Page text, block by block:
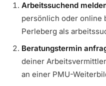
Arbeitssuchend
persönlich oder online
Perleberg als
Beratungstermin
deiner
an einer PMU-